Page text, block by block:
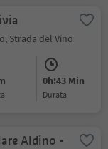
Strada del Vino
0h:43 Min
durata
Aldino -